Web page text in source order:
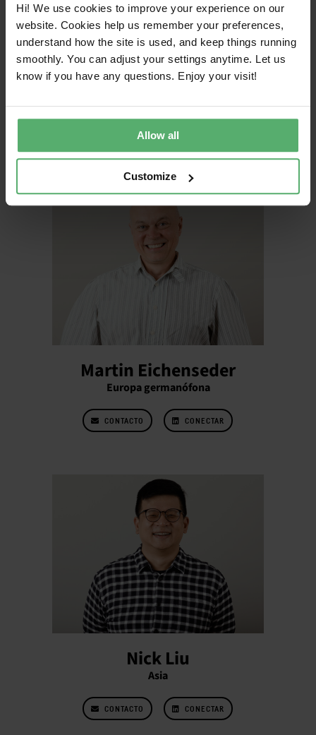
Hi! We use cookies to improve your experience on our
website. Cookies help us remember your preferences,
understand how the site is used, and keep things running
smoothly. You can adjust your settings anytime. Let us
know if you have any questions. Enjoy your visit!
Allow all
Customize
Linn Grip
CONTACTO
Martin Eichenseder
Europa germanófona
CONTACTO CONECTAR
Nick Liu
Asia
CONTACTO CONECTAR